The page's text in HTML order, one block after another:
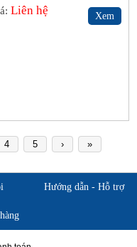
Liên hệ Xem
4 5 › »
Hướng dẫn - Hỗ trợ